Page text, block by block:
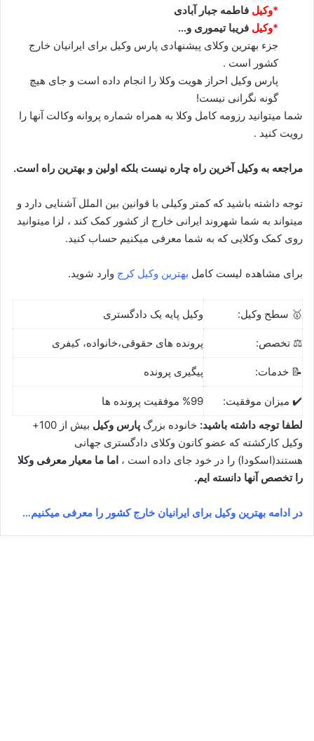
*وکیل فاطمه جبار آبادی
*وکیل فریبا تیموری و…
جزء بهترین وکلای پیشنهادی پارس وکیل برای ایرانیان خارج
کشور است .
پارس وکیل احراز هویت وکلا را انجام داده است و جای هیچ
گونه نگرانی نیست!
شما میتوانید رزومه کامل وکلا به همراه شماره پروانه وکالت آنها را
رویت کنید .
مراجعه به وکیل آخرین راه چاره نیست بلکه اولین و بهترین راه است.
توجه داشته باشید که کمتر وکیلی با قوانین بین الملل آشنایی دارد و
میتواند به شما شهروند ایرانی خارج از کشور کمک کند ، لزا میتوانید
روی کمک وکلایی که به شما معرفی میکنیم حساب کنید.
برای مشاهده لیست کامل بهترین وکیل کرج وارد شوید.
🥇 سطح وکیل: وکیل پایه یک دادگستری
⚖️ تخصص: پرونده های حقوقی،خانواده، کیفری
📝 خدمات: پیگیری پرونده
✔️ میزان موفقیت:
%99 موفقیت پرونده ها
لطفا توجه داشته باشید: خانوده بزرگ پارس وکیل
بیش از 100+
وکیل کارکشته که عضو کانون وکلای دادگستری جهانی
هستند(اسکودا) را در خود جای داده است ، اما ما معیار معرفی وکلا
را تخصص آنها دانسته ایم.
در ادامه بهترین وکیل برای ایرانیان خارج کشور را معرفی میکنیم…